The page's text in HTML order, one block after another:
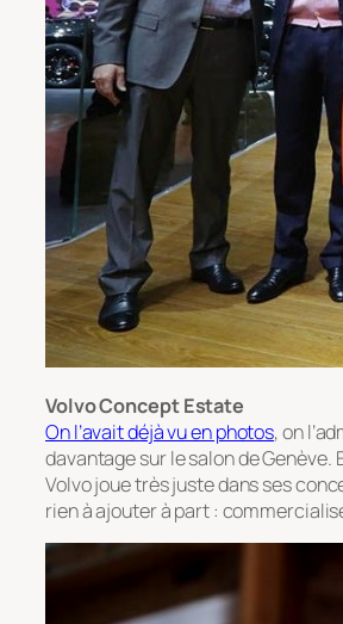
Volvo Concept Estate
On l’avait déjà vu en photos, on
davantage sur le salon de Genève.
Volvo joue très juste dans ses
rien à ajouter à part :